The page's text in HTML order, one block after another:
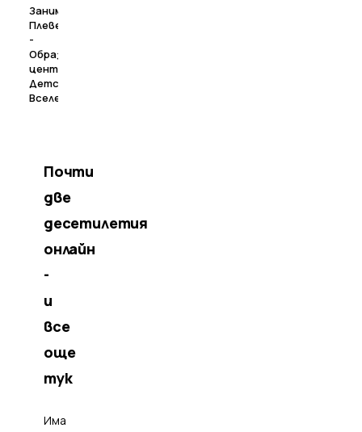
Занималня
Плевен
-
Образователен
център
Детска
Вселена
Почти
две
десетилетия
онлайн
-
и
все
още
тук
Има